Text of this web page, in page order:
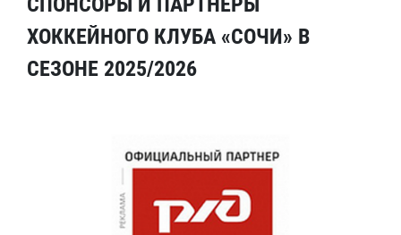
ХОККЕЙНОГО КЛУБА «СОЧИ» В
СЕЗОНЕ 2025/2026